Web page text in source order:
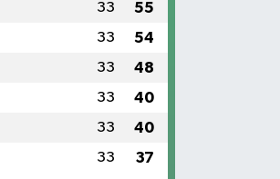
33 55
33 54
33 48
33 40
33 40
33 37